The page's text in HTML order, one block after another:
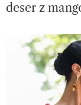
deser z